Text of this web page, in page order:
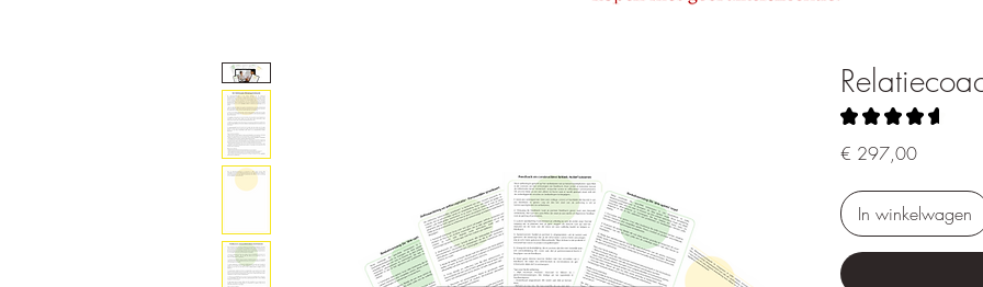
★ ★ ★ ★ ★
€ 297,00Prijs
In winkelwagen